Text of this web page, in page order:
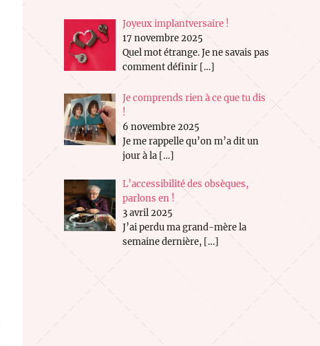
Joyeux implantversaire !
17 novembre 2025
Quel mot étrange. Je ne savais pas
comment définir […]
Je comprends rien à ce que tu dis
!
6 novembre 2025
Je me rappelle qu’on m’a dit un
jour à la […]
L’accessibilité des obsèques,
parlons en !
3 avril 2025
J’ai perdu ma grand-mère la
semaine dernière, […]